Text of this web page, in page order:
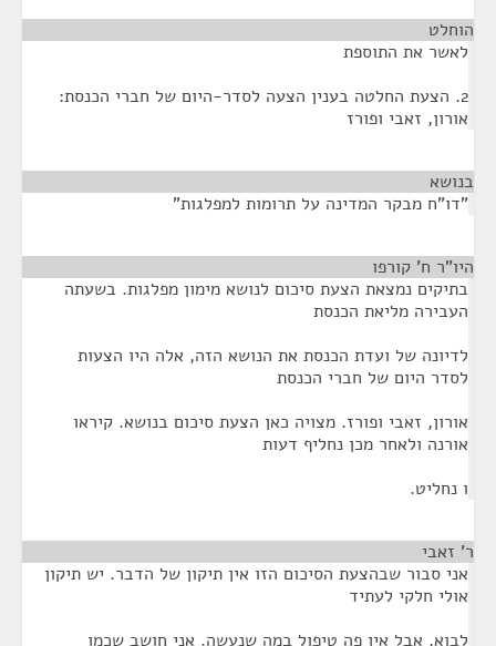
הוחלט
לאשר את התוספת
2. הצעת החלטה בענין הצעה לסדר-היום של חברי הכנסת:
אורון, זאבי ופורז
בנושא
"דו"ח מבקר המדינה על תרומות למפלגות"
היו"ר ח' קורפו
בתיקים נמצאת הצעת סיכום לנושא מימון מפלגות. בשעתה
העבירה מליאת הכנסת
לדיונה של ועדת הכנסת את הנושא הזה, אלה היו הצעות
לסדר היום של חברי הכנסת
אורון, זאבי ופורז. מצויה כאן הצעת סיכום בנושא. קיראו
אורנה ולאחר מכן נחליף דעות
ו נחליט.
ר' זאבי
אני סבור שבהצעת הסיכום הזו אין תיקון של הדבר. יש תיקון
אולי חלקי לעתיד
לבוא, אבל אין פה טיפול במה שנעשה. אני חושב שכמו